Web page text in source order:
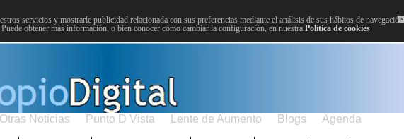
x
servicios y mostrarle publicidad relacionada con sus preferencias mediante el análisis de sus hábitos de navegación.
obtener más información, o bien conocer cómo cambiar la configuración, en nuestra Política de cookies
Otras Noticias Punto D Vista Lente de Aumento Blogs Agenda